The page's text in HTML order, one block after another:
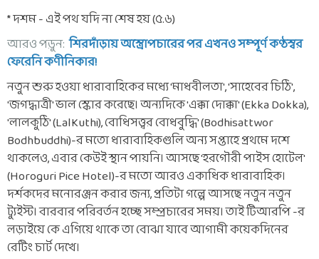
* দশম - এই পথ যদি না শেষ হয় (৫.৬)
আরও পড়ুন:শিরদাঁড়ায় অস্ত্রোপচারের পর এখনও সম্পূর্ণ কণ্ঠস্বর
ফেরেনি কণীনিকার!
নতুন শুরু হওয়া ধারাবাহিকের মধ্যে 'মাধবীলতা', 'সাহেবের চিঠি',
'জগদ্ধাত্রী' ভাল স্কোর করেছে। অন্যদিকে 'এক্কা দোক্কা' (Ekka Dokka),
'লালকুঠি' (LalKuthi), বোধিসত্ত্বর বোধবুদ্ধি' (Bodhisattwor
Bodhbuddhi)-র মতো ধারাবাহিকগুলি অন্য সপ্তাহে প্রথমে দশে
থাকলেও, এবার কেউই স্থান পায়নি। আসছে 'হরগৌরী পাইস হোটেল'
(Horoguri Pice Hotel)-র মতো আরও একাধিক ধারাবাহিক।
দর্শকদের মনোরঞ্জন করার জন্য, প্রতিটা গল্পে আসছে নতুন নতুন
ট্যুইস্ট। বারবার পরিবর্তন হচ্ছে সম্প্রচারের সময়। তাই টিআরপি -র
লড়াইয়ে কে এগিয়ে থাকে তা বোঝা যাবে আগামী কয়েকদিনের
রেটিং চার্ট দেখে।